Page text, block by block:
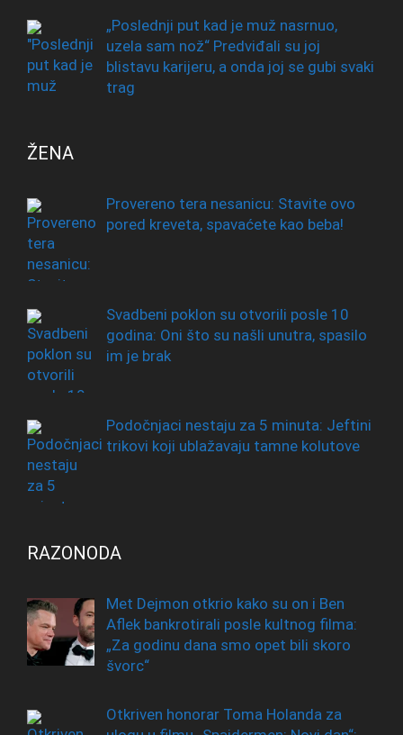
„Poslednji put kad je muž nasrnuo,
uzela sam nož“ Predviđali su joj
blistavu karijeru, a onda joj se gubi svaki
trag
ŽENA
Provereno tera nesanicu: Stavite ovo
pored kreveta, spavaćete kao beba!
Svadbeni poklon su otvorili posle 10
godina: Oni što su našli unutra, spasilo
im je brak
Podočnjaci nestaju za 5 minuta: Jeftini
trikovi koji ublažavaju tamne kolutove
RAZONODA
Met Dejmon otkrio kako su on i Ben
Aflek bankrotirali posle kultnog filma:
„Za godinu dana smo opet bili skoro
švorc“
Otkriven honorar Toma Holanda za